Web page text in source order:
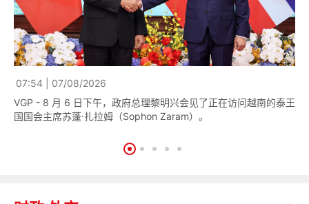
07:54 | 07/08/2026
VGP - 8 月 6 日下午，政府总理黎明兴会见了正在访问越南的泰王
国国会主席苏蓬·扎拉姆（Sophon Zaram）。